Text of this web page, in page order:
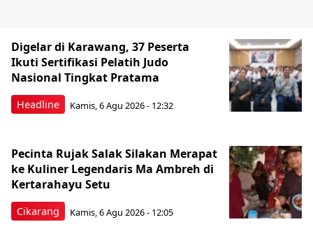
Headline
Digelar di Karawang, 37 Peserta
Ikuti Sertifikasi Pelatih Judo
Nasional Tingkat Pratama
Kamis, 6 Agu 2026 - 12:32
Cikarang
Pecinta Rujak Salak Silakan Merapat
ke Kuliner Legendaris Ma Ambreh di
Kertarahayu Setu
Kamis, 6 Agu 2026 - 12:05